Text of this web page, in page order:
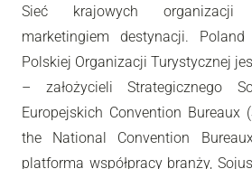
Sieć krajowych organizacji
marketingiem destynacji. Poland
Polskiej Organizacji Turystycznej
– założycieli Strategicznego
Europejskich Convention Bureaux
the National Convention
platforma współpracy branży,